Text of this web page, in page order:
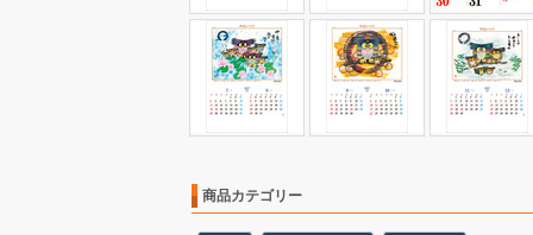
商品カテゴリー